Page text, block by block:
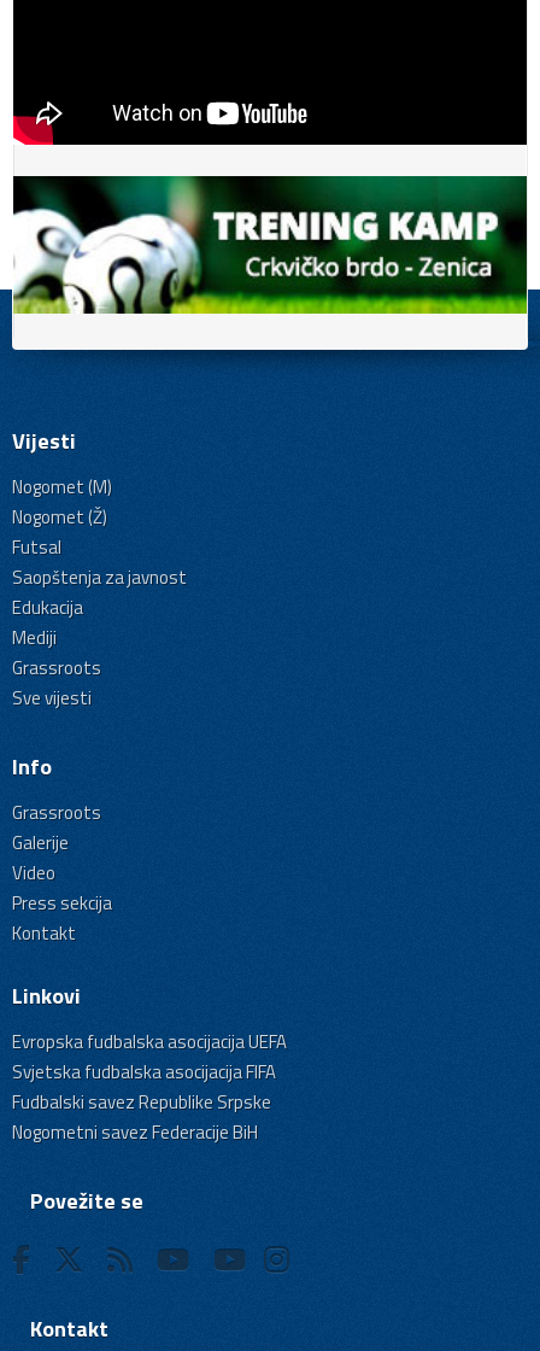
Vijesti
Nogomet (M)
Nogomet (Ž)
Futsal
Saopštenja za javnost
Edukacija
Mediji
Grassroots
Sve vijesti
Info
Grassroots
Galerije
Video
Press sekcija
Kontakt
Linkovi
Evropska fudbalska asocijacija UEFA
Svjetska fudbalska asocijacija FIFA
Fudbalski savez Republike Srpske
Nogometni savez Federacije BiH
Povežite se
Kontakt